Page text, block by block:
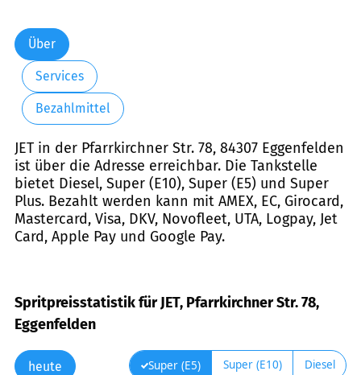
Über
Services
Bezahlmittel
JET in der Pfarrkirchner Str. 78, 84307 Eggenfelden
ist über die Adresse erreichbar. Die Tankstelle
bietet Diesel, Super (E10), Super (E5) und Super
Plus. Bezahlt werden kann mit AMEX, EC, Girocard,
Mastercard, Visa, DKV, Novofleet, UTA, Logpay, Jet
Card, Apple Pay und Google Pay.
Spritpreisstatistik für JET, Pfarrkirchner Str. 78,
Eggenfelden
heute Super (E5) Super (E10) Diesel